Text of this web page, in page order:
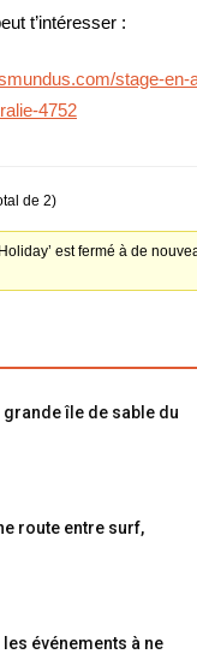
t’intéresser :
stage-en-
4752
de 2)
est fermé à de
île de sable du
route entre surf,
événements à ne